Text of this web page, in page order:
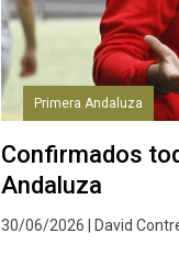
Primera Andaluza
Confirmados
Andaluza
30/06/2026 | David